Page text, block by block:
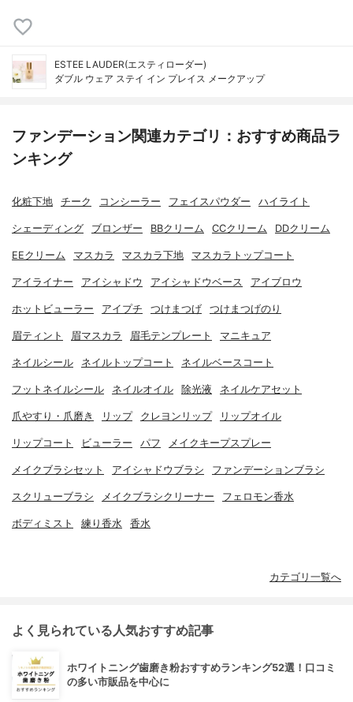
ESTEE LAUDER(エスティローダー)
ダブル ウェア ステイ イン プレイス メークアップ
ファンデーション関連カテゴリ：おすすめ商品ラ
ンキング
化粧下地 チーク コンシーラー フェイスパウダー ハイライト
シェーディング ブロンザー BBクリーム CCクリーム DDクリーム
EEクリーム マスカラ マスカラ下地 マスカラトップコート
アイライナー アイシャドウ アイシャドウベース アイブロウ
ホットビューラー アイプチ つけまつげ つけまつげのり
眉ティント 眉マスカラ 眉毛テンプレート マニキュア
ネイルシール ネイルトップコート ネイルベースコート
フットネイルシール ネイルオイル 除光液 ネイルケアセット
爪やすり・爪磨き リップ クレヨンリップ リップオイル
リップコート ビューラー パフ メイクキープスプレー
メイクブラシセット アイシャドウブラシ ファンデーションブラシ
スクリューブラシ メイクブラシクリーナー フェロモン香水
ボディミスト 練り香水 香水
カテゴリ一覧へ
よく見られている人気おすすめ記事
ホワイトニング歯磨き粉おすすめランキング52選！口コミ
の多い市販品を中心に